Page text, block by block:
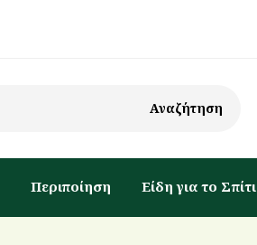
Αναζήτηση
Περιποίηση Είδη για το Σπίτι